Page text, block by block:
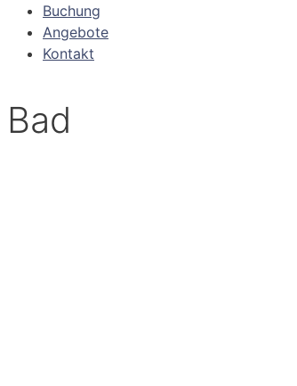
Buchung
Angebote
Kontakt
Bad